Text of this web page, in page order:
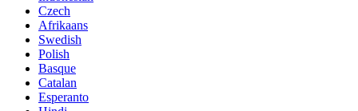
Czech
Afrikaans
Swedish
Polish
Basque
Catalan
Esperanto